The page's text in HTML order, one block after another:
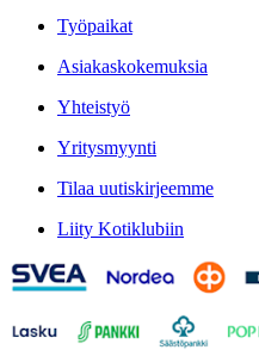
Työpaikat
Asiakaskokemuksia
Yhteistyö
Yritysmyynti
Tilaa uutiskirjeemme
Liity Kotiklubiin